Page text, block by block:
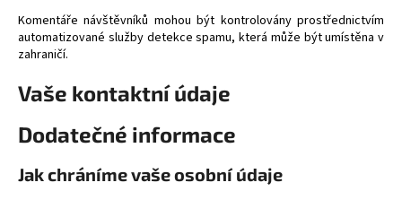
Komentáře návštěvníků mohou být kontrolovány prostřednictvím
automatizované služby detekce spamu, která může být umístěna v
zahraničí.
Vaše kontaktní údaje
Dodatečné informace
Jak chráníme vaše osobní údaje